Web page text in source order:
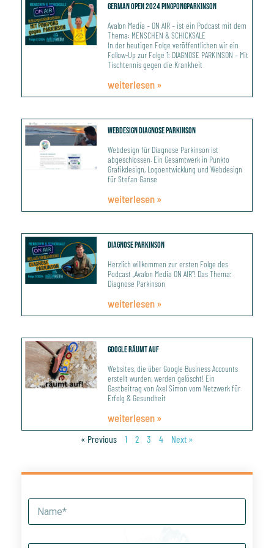
German Open 2024 PingPongParkinson
Avalon Media – ON AIR – ist ein Podcast mit dem
Thema: MENSCHEN & SCHICKSALE
In der heutigen Folge veröffentlichen wir ein
Follow-Up zur Folge 1: DIAGNOSE PARKINSON – Mit
Tischtennis gegen die Krankheit
weiterlesen »
Webdesign Diagnose Parkinson
Webdesign für Diagnose Parkinson ist
abgeschlossen. Ein Gesamtwerk in Punkto
Grafikdesign, Logoentwicklung und Webdesign
für Stefan Ganse
weiterlesen »
Diagnose Parkinson
Herzlich willkommen zur ersten Folge des
Podcast „Avalon Media ON AIR“! Das Thema:
Diagnose Parkinson
weiterlesen »
Google Räumt Auf
Websites, die über Google Business Accounts
erstellt wurden, werden gelöscht! Ein
Gastbeitrag von Axel Simon vom Netzwerk für
Erfolg & Gesundheit
weiterlesen »
« Previous 1 2 3 4 Next »
N
m